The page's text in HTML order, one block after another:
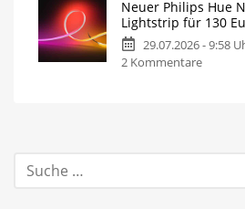
Neuer Philips Hue
Lightstrip für 130
29.07.2026 - 9:58
2 Kommentare